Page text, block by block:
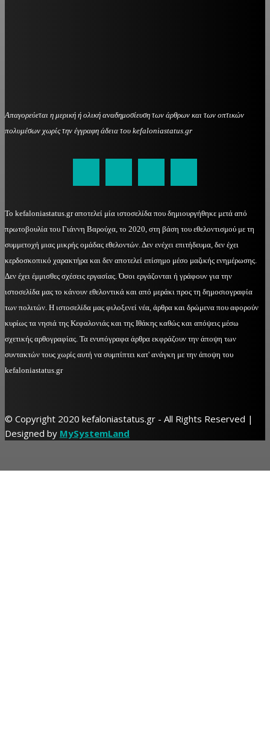
Απαγορεύεται η μερική ή ολική αναδημοσίευση των άρθρων και των οπτικών
πολυμέσων χωρίς την έγγραφη άδεια του kefaloniastatus.gr
Το kefaloniastatus.gr αποτελεί μία ιστοσελίδα που δημιουργήθηκε μετά από
πρωτοβουλία του Γιάννη Βαρούχα, το 2020, στη βάση του εθελοντισμού με τη
συμμετοχή μιας μικρής ομάδας εθελοντών. Δεν ενέχει επιτήδευμα, δεν έχει
κερδοσκοπικό χαρακτήρα και δεν αποτελεί επίσημο μέσο μαζικής ενημέρωσης.
Δεν έχει έμμισθες σχέσεις εργασίας. Όσοι εργάζονται ή γράφουν για την
ιστοσελίδα μας το κάνουν εθελοντικά και από μεράκι προς τη δημοσιογραφία
των πολιτών. Η ιστοσελίδα μας φιλοξενεί νέα, άρθρα και δρώμενα που αφορούν
κυρίως τα νησιά της Κεφαλονιάς και της Ιθάκης καθώς και απόψεις μέσω
σχετικής αρθογραφίας. Τα ενυπόγραφα άρθρα εκφράζουν την άποψη των
συντακτών τους χωρίς αυτή να συμπίπτει κατ' ανάγκη με την άποψη του
kefaloniastatus.gr
© Copyright 2020 kefaloniastatus.gr - All Rights Reserved |
Designed by MySystemLand